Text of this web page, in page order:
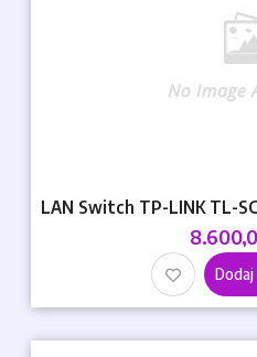
LAN Switch TP-LINK TL-